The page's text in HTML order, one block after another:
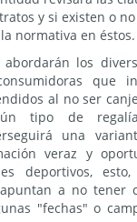
y si existen o
normativa en éstos.
los
que
al no ser
tipo de
una
veraz y
deportivos,
a no tener
"fechas" o